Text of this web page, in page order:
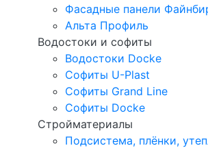
Фасадные панели
Альта Профиль
Водостоки и софиты
Водостоки Docke
Софиты U-Plast
Софиты Grand Line
Софиты Docke
Стройматериалы
Подсистема, плёнки,